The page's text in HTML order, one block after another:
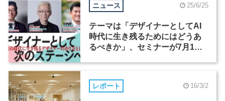
ニュース 25/6/25
テーマは「デザイナーとしてAI
時代に生き残るためにはどうあ
るべきか」、セミナーが7月1日
レポート 16/3/2